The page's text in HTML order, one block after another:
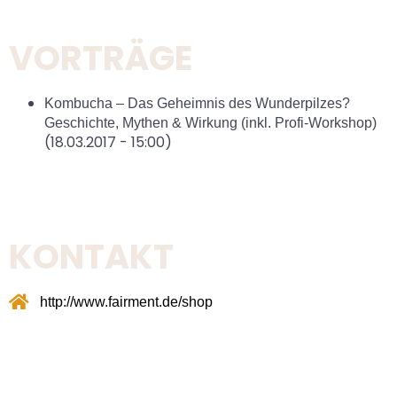
VORTRÄGE
Kombucha – Das Geheimnis des Wunderpilzes?
Geschichte, Mythen & Wirkung (inkl. Profi-Workshop)
(18.03.2017 - 15:00)
KONTAKT
http://www.fairment.de/shop